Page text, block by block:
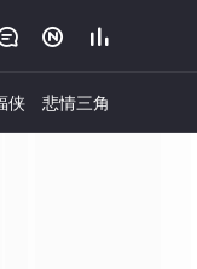
 
侠 悲情三角